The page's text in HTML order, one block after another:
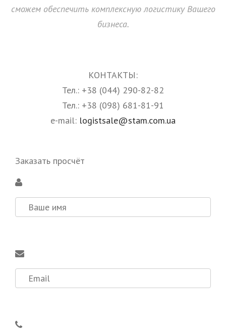
сможем обеспечить комплексную логистику Вашего
бизнеса.
КОНТАКТЫ:
Тел.: +38 (044) 290-82-82
Тел.: +38 (098) 681-81-91
e-mail: logistsale@stam.com.ua
Заказать просчёт